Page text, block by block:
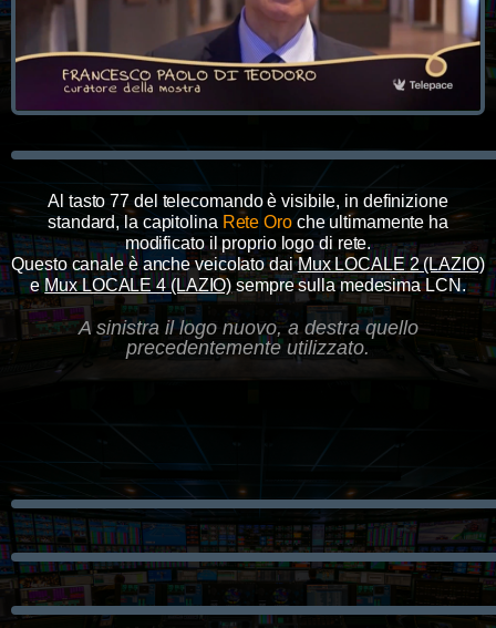
Al tasto 77 del telecomandoè visibile, in definizione
standard, la capitolina Rete Oro che ultimamente ha
modificato il proprio logo di rete.
Questo canale è anche veicolato daiMux LOCALE 2 (LAZIO)
eMux LOCALE 4 (LAZIO) sempre sulla medesima LCN.
A sinistra il logo nuovo, a destra quello
precedentemente utilizzato.